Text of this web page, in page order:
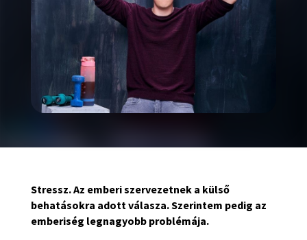
Stressz. Az emberi szervezetnek a külső
behatásokra adott válasza. Szerintem pedig az
emberiség legnagyobb problémája.